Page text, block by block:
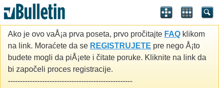
Ako je ovo vaÅ¡a prva poseta, prvo pročitajte FAQ klikom
na link. Moraćete da se REGISTRUJETE pre nego Å¡to
budete mogli da piÅ¡ete i čitate poruke. Kliknite na link da
bi započeli proces registracije.
---------------------------------------------------